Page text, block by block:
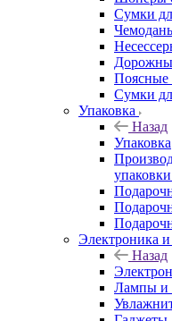
Сумки
Поясные
Сумки
Упаковка
Назад
Упаковка
упаковки
Электроника
Назад
Лампы и